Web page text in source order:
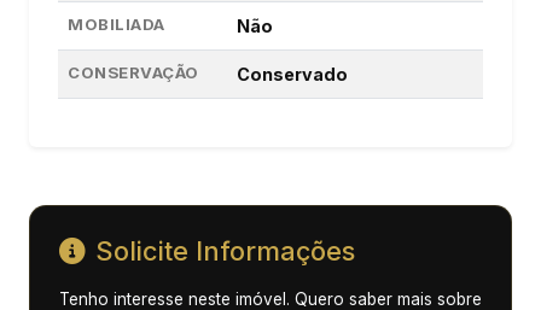
MOBILIADA Não
CONSERVAÇÃO Conservado
Solicite Informações
Tenho interesse neste imóvel. Quero saber mais sobre